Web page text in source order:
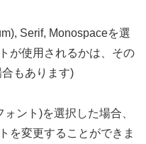
Serif, Monospaceを選
が使用されるかは、その
もあります)
ント)を選択した場合、
を変更することができま